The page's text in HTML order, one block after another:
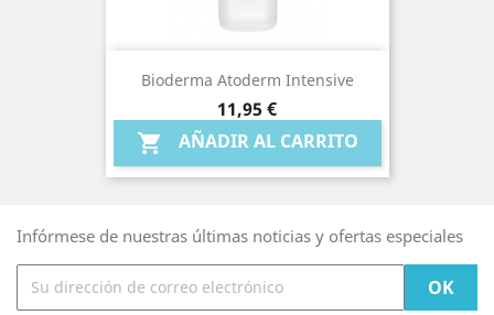
Bioderma Atoderm Intensive
Precio
11,95 €
 AÑADIR AL CARRITO
Infórmese de nuestras últimas noticias y ofertas especiales